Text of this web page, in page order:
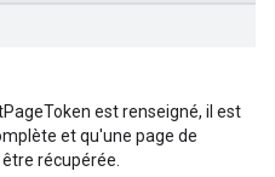
est renseigné, il est
et qu'une page de
récupérée.